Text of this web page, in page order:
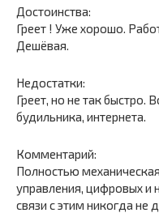
Достоинства:
Греет ! Уже хорошо.
Дешёвая.
Недостатки:
Греет, но не так быстро.
будильника, интернета.
Комментарий:
Полностью
управления, цифровых и
связи с этим никогда не